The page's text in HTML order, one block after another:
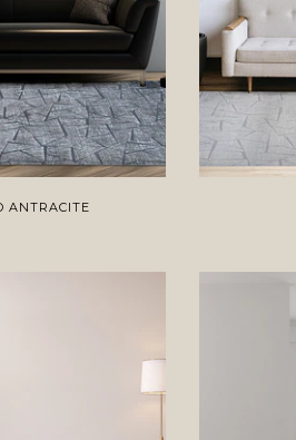
ANTRACITE